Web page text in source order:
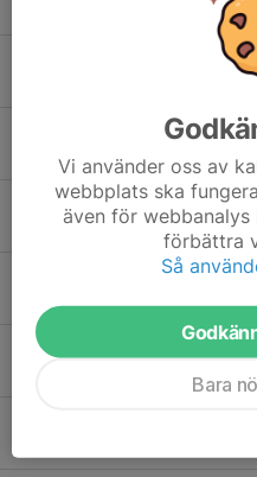
29. Axel Frederiksen
31. Anton Rysjö Lisslö
51. Burak Kocer
Vi använder oss av
webbplats ska
även för
förbättra
Så
Bara